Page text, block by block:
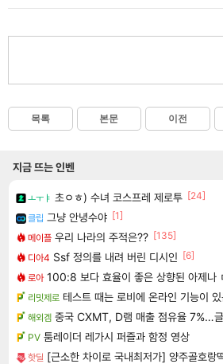
목록 본문 이전
지금 뜨는 인벤
ㅗㅜㅑ 초ㅇㅎ) 수녀 코스프레 제로투 [24]
클립 그냥 안녕수야 [1]
메이플 우리 나라의 주적은?? [135]
디아4 Ssf 정의를 내려 버린 디시인 [6]
로아 100:8 보다 효율이 좋은 상향된 아제나
리밋제로 테스트 때는 로비에 온라인 기능이 있
해외겜 중국 CXMT, D램 매출 점유율 7%…
PV 툼레이더 레가시 퍼즐과 함정 영상
핫딜 [근소한 차이로 국내최저가] 양주골호랑